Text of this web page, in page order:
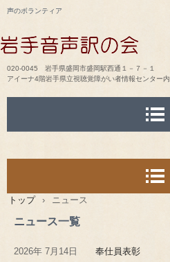
声のボランティア
020-0045 岩手県盛岡市盛岡駅西通１－７－１
アイーナ4階岩手県立視聴覚障がい者情報センター内
トップ › ニュース
ニュース一覧
2026年 7月14日 奉仕員表彰